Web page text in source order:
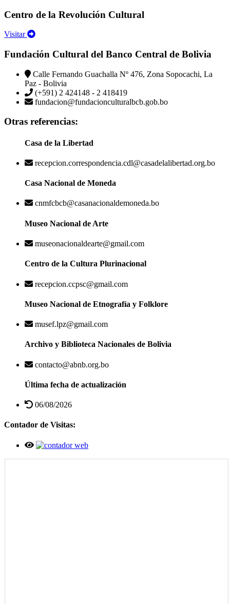
Centro de la Revolución Cultural
Visitar
Fundación Cultural del Banco Central de Bolivia
Calle Fernando Guachalla Nº 476, Zona Sopocachi, La
Paz - Bolivia
(+591) 2 424148 - 2 418419
fundacion@fundacionculturalbcb.gob.bo
Otras referencias:
Casa de la Libertad
recepcion.correspondencia.cdl@casadelalibertad.org.bo
Casa Nacional de Moneda
cnmfcbcb@casanacionaldemoneda.bo
Museo Nacional de Arte
museonacionaldearte@gmail.com
Centro de la Cultura Plurinacional
recepcion.ccpsc@gmail.com
Museo Nacional de Etnografía y Folklore
musef.lpz@gmail.com
Archivo y Biblioteca Nacionales de Bolivia
contacto@abnb.org.bo
Última fecha de actualización
06/08/2026
Contador de Visitas: